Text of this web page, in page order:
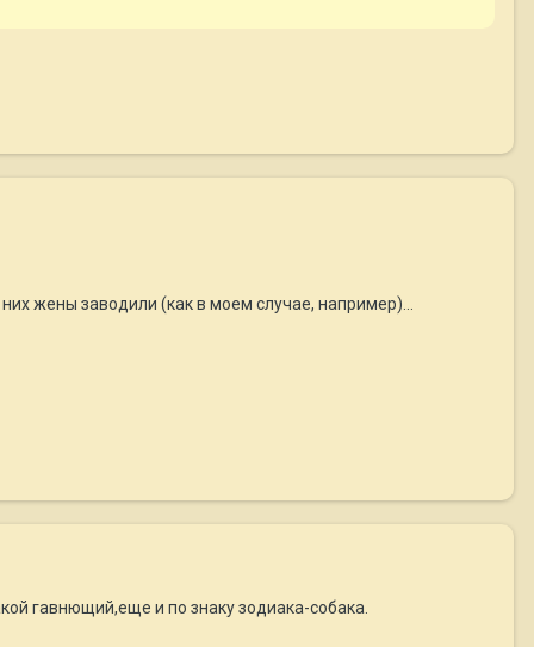
жены заводили (как в моем случае, например)...
гавнющий,еще и по знаку зодиака-собака.